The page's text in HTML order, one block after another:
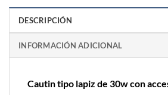
DESCRIPCIÓN
INFORMACIÓN ADICIONAL
Cautin tipo lapiz de 30w con